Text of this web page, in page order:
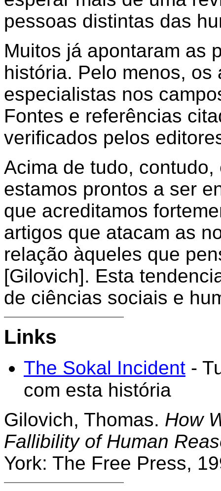
pessoas distintas das
Muitos já apontaram as
história. Pelo menos,
especialistas nos
Fontes e referências
verificados pelos
Acima de tudo,
estamos prontos a ser
que acreditamos
artigos que atacam as
relação àqueles que
[Gilovich]. Esta
de ciências sociais e
Links
The Sokal Incident -
com esta história
Gilovich, Thomas. How
Fallibility of Human
York: The Free Press,